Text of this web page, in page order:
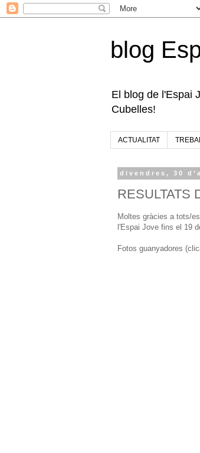
blog
El blog de l'Espai
Cubelles!
ACTUALITAT
divendres, 30
RESULTATS
Moltes gràcies a tots/
l'Espai Jove fins el 19
Fotos guanyadores